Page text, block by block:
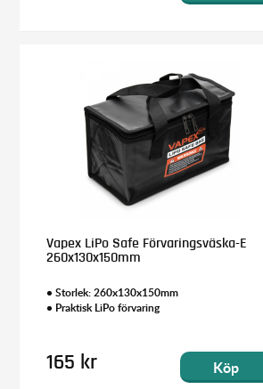
Vapex LiPo Safe Förvaringsväska-E
260x130x150mm
• Storlek: 260x130x150mm
• Praktisk LiPo förvaring
165 kr Köp